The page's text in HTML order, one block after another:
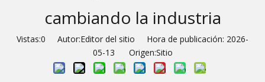
cambiando la industria
Vistas:0 Autor:Editor del sitio Hora de publicación: 2026-
05-13 Origen:Sitio